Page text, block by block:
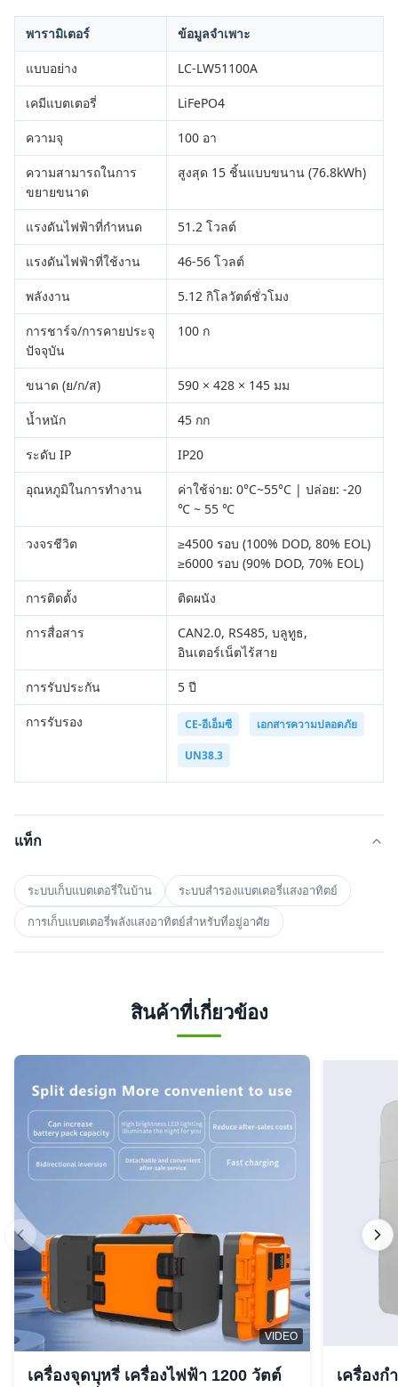
พารามิเตอร์ ข้อมูลจำเพาะ
แบบอย่าง LC-LW51100A
เคมีแบตเตอรี่ LiFePO4
ความจุ 100 อา
ความสามารถในการ
ขยายขนาด
สูงสุด 15 ชิ้นแบบขนาน (76.8kWh)
แรงดันไฟฟ้าที่กำหนด 51.2 โวลต์
แรงดันไฟฟ้าที่ใช้งาน 46-56 โวลต์
พลังงาน 5.12 กิโลวัตต์ชั่วโมง
การชาร์จ/การคายประจุ
ปัจจุบัน
100 ก
ขนาด (ย/ก/ส) 590 × 428 × 145 มม
น้ำหนัก 45 กก
ระดับ IP IP20
อุณหภูมิในการทำงาน
ค่าใช้จ่าย: 0°C~55°C | ปล่อย: -20
℃ ~ 55 ℃
วงจรชีวิต
≥4500 รอบ (100% DOD, 80% EOL)
≥6000 รอบ (90% DOD, 70% EOL)
การติดตั้ง ติดผนัง
การสื่อสาร
CAN2.0, RS485, บลูทูธ,
อินเตอร์เน็ตไร้สาย
การรับประกัน 5 ปี
การรับรอง CE-อีเอ็มซี เอกสารความปลอดภัย
UN38.3
แท็ก
ระบบเก็บแบตเตอรี่ในบ้าน ระบบสํารองแบตเตอรี่แสงอาทิตย์
การเก็บแบตเตอรี่พลังแสงอาทิตย์สําหรับที่อยู่อาศัย
สินค้าที่เกี่ยวข้อง
VIDEO
เครื่องจุดบุหรี่ เครื่องไฟฟ้า 1200 วัตต์
เครื่องกํ